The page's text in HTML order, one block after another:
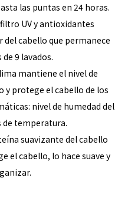
las puntas en 24 horas.
UV y antioxidantes
cabello que permanece
9 lavados.
mantiene el nivel de
y protege el cabello de los
nivel de humedad del
de temperatura.
suavizante del cabello
el cabello, lo hace suave y